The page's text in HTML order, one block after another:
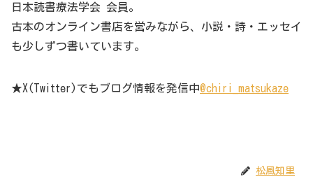
日本読書療法学会 会員。
古本のオンライン書店を営みながら、小説・詩・エッセイ
も少しずつ書いています。
★X(Twitter)でもブログ情報を発信中@chiri_matsukaze
松風知里